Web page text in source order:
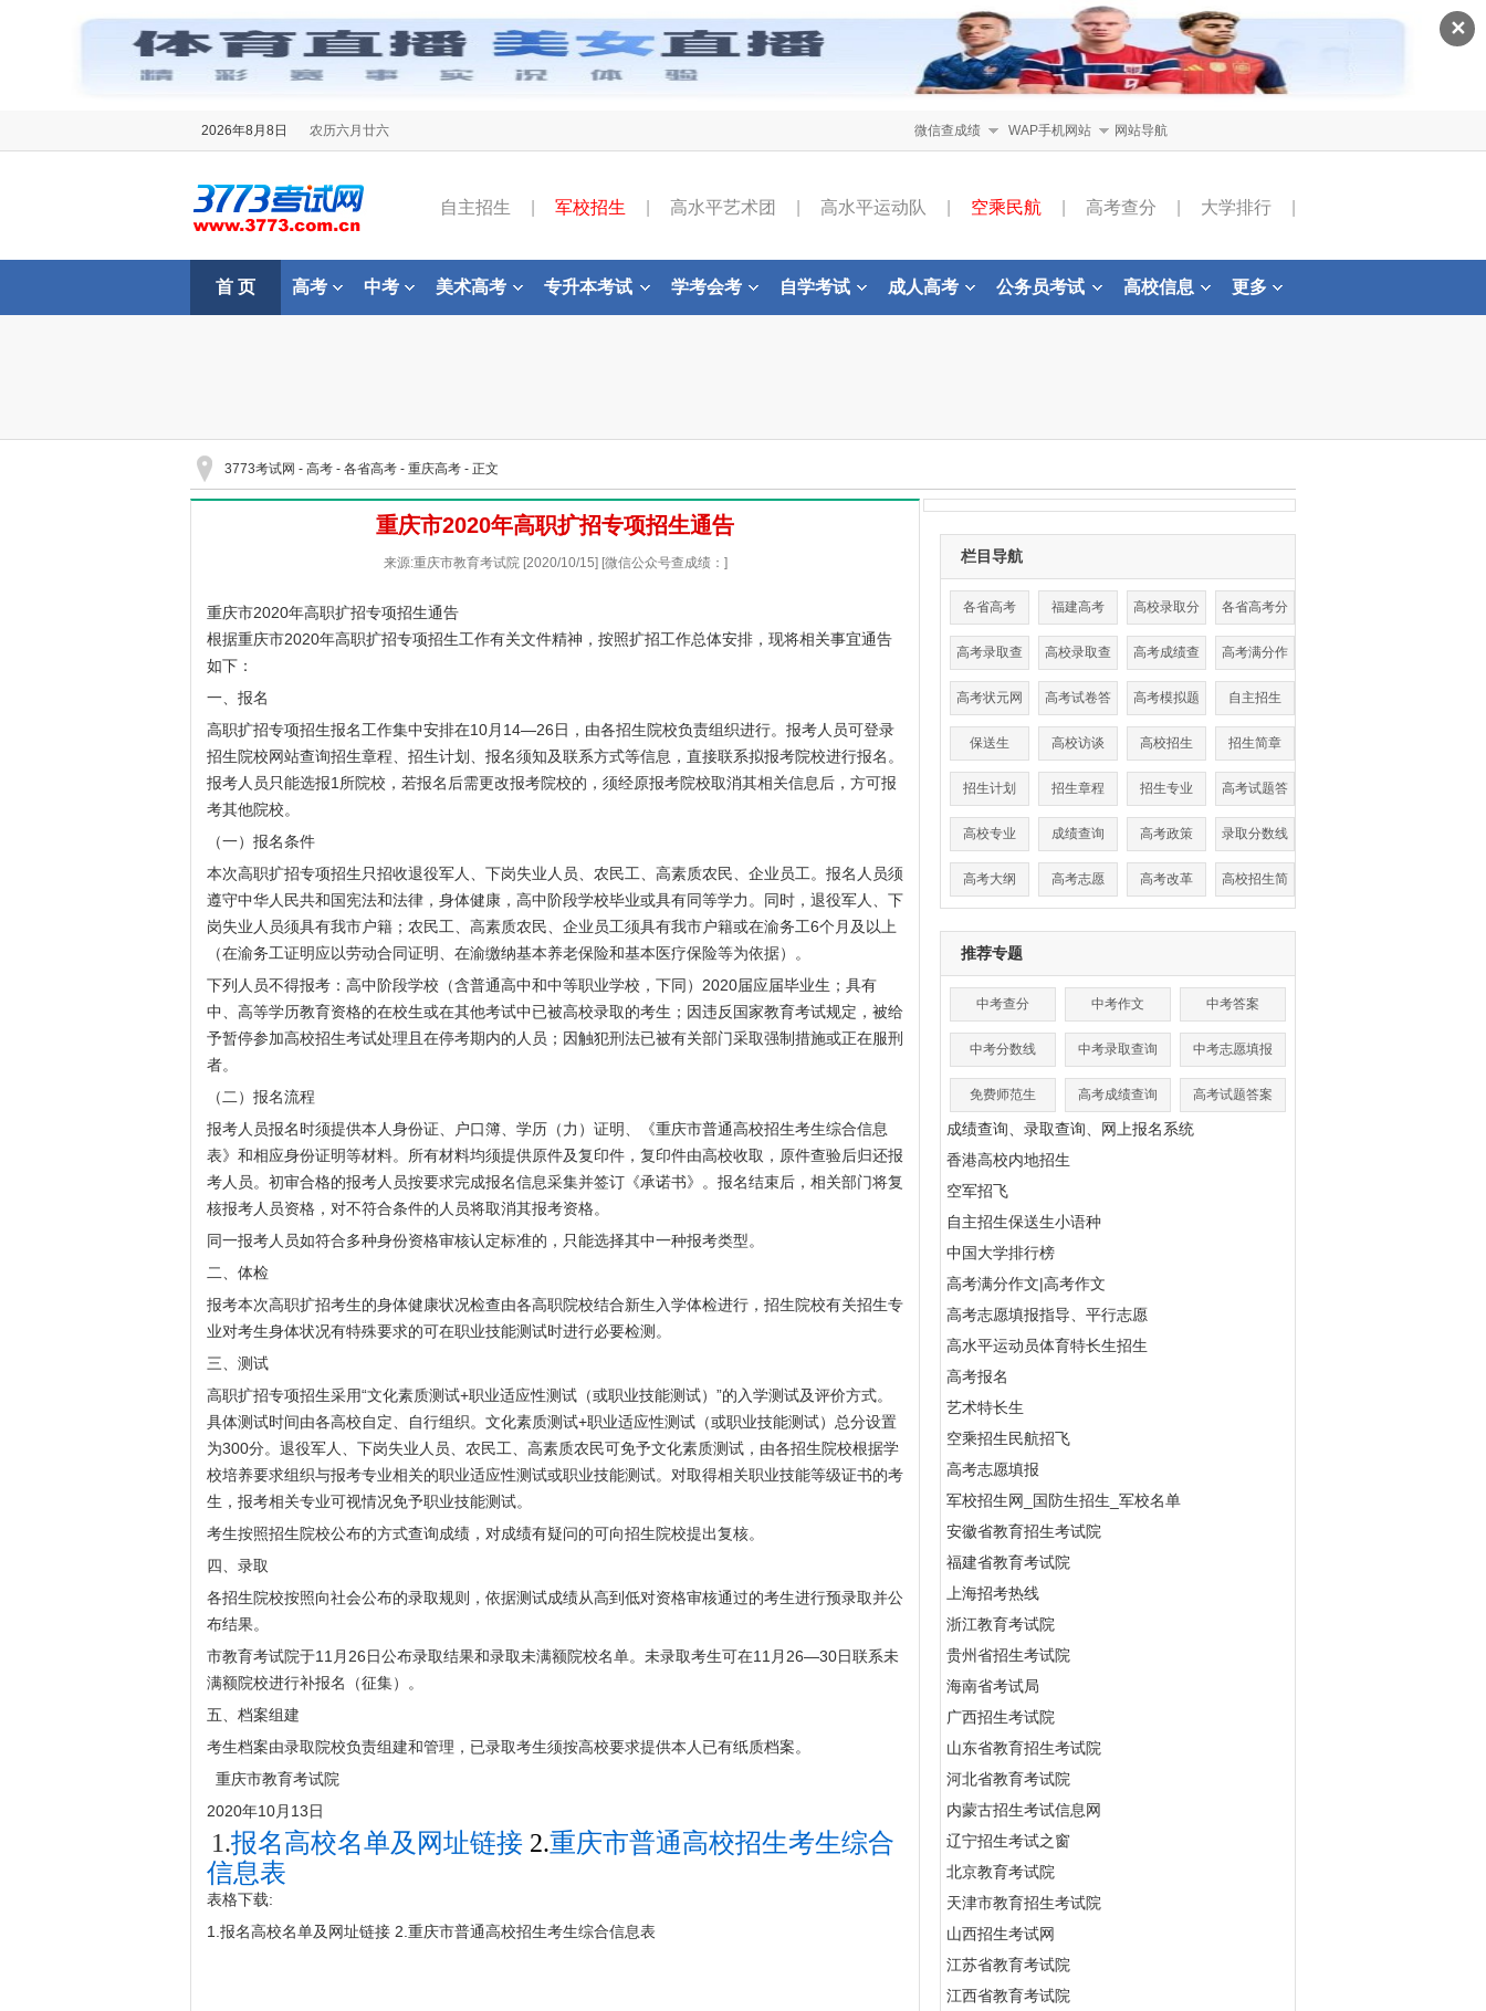
✕
2026年8月8日 农历六月廿六 微信查成绩 WAP手机网站 网站导航
自主招生 军校招生 高水平艺术团 高水平运动队 空乘民航 高考查分 大学排行
首 页 高考 中考 美术高考 专升本考试 学考会考 自学考试 成人高考 公务员考试 高校信息 更多
3773考试网 - 高考 - 各省高考 - 重庆高考 - 正文
重庆市2020年高职扩招专项招生通告
来源:重庆市教育考试院 [2020/10/15] [微信公众号查成绩：]
重庆市2020年高职扩招专项招生通告
根据重庆市2020年高职扩招专项招生工作有关文件精神，按照扩招工作总体安排，现将相关事宜通告
如下：
一、报名
高职扩招专项招生报名工作集中安排在10月14—26日，由各招生院校负责组织进行。报考人员可登录
招生院校网站查询招生章程、招生计划、报名须知及联系方式等信息，直接联系拟报考院校进行报名。
报考人员只能选报1所院校，若报名后需更改报考院校的，须经原报考院校取消其相关信息后，方可报
考其他院校。
（一）报名条件
本次高职扩招专项招生只招收退役军人、下岗失业人员、农民工、高素质农民、企业员工。报名人员须
遵守中华人民共和国宪法和法律，身体健康，高中阶段学校毕业或具有同等学力。同时，退役军人、下
岗失业人员须具有我市户籍；农民工、高素质农民、企业员工须具有我市户籍或在渝务工6个月及以上
（在渝务工证明应以劳动合同证明、在渝缴纳基本养老保险和基本医疗保险等为依据）。
下列人员不得报考：高中阶段学校（含普通高中和中等职业学校，下同）2020届应届毕业生；具有
中、高等学历教育资格的在校生或在其他考试中已被高校录取的考生；因违反国家教育考试规定，被给
予暂停参加高校招生考试处理且在停考期内的人员；因触犯刑法已被有关部门采取强制措施或正在服刑
者。
（二）报名流程
报考人员报名时须提供本人身份证、户口簿、学历（力）证明、《重庆市普通高校招生考生综合信息
表》和相应身份证明等材料。所有材料均须提供原件及复印件，复印件由高校收取，原件查验后归还报
考人员。初审合格的报考人员按要求完成报名信息采集并签订《承诺书》。报名结束后，相关部门将复
核报考人员资格，对不符合条件的人员将取消其报考资格。
同一报考人员如符合多种身份资格审核认定标准的，只能选择其中一种报考类型。
二、体检
报考本次高职扩招考生的身体健康状况检查由各高职院校结合新生入学体检进行，招生院校有关招生专
业对考生身体状况有特殊要求的可在职业技能测试时进行必要检测。
三、测试
高职扩招专项招生采用“文化素质测试+职业适应性测试（或职业技能测试）”的入学测试及评价方式。
具体测试时间由各高校自定、自行组织。文化素质测试+职业适应性测试（或职业技能测试）总分设置
为300分。退役军人、下岗失业人员、农民工、高素质农民可免予文化素质测试，由各招生院校根据学
校培养要求组织与报考专业相关的职业适应性测试或职业技能测试。对取得相关职业技能等级证书的考
生，报考相关专业可视情况免予职业技能测试。
考生按照招生院校公布的方式查询成绩，对成绩有疑问的可向招生院校提出复核。
四、录取
各招生院校按照向社会公布的录取规则，依据测试成绩从高到低对资格审核通过的考生进行预录取并公
布结果。
市教育考试院于11月26日公布录取结果和录取未满额院校名单。未录取考生可在11月26—30日联系未
满额院校进行补报名（征集）。
五、档案组建
考生档案由录取院校负责组建和管理，已录取考生须按高校要求提供本人已有纸质档案。
重庆市教育考试院
2020年10月13日
1.报名高校名单及网址链接 2.重庆市普通高校招生考生综合
信息表
表格下载:
1.报名高校名单及网址链接 2.重庆市普通高校招生考生综合信息表
栏目导航
各省高考 福建高考 高校录取分
数线
各省高考分
数线
高考录取查
询
高校录取查
询
高考成绩查
询
高考满分作
文
高考状元网
高考试卷答
案
高考模拟题 自主招生
保送生 高校访谈 高校招生 招生简章
招生计划 招生章程 招生专业 高考试题答
案
高校专业
成绩查询 高考政策 录取分数线
高考大纲 高考志愿 高考改革 高校招生简
章
推荐专题
中考查分 中考作文 中考答案
中考分数线 中考录取查询 中考志愿填报
免费师范生 高考成绩查询 高考试题答案
成绩查询、录取查询、网上报名系统
香港高校内地招生
空军招飞
自主招生保送生小语种
中国大学排行榜
高考满分作文|高考作文
高考志愿填报指导、平行志愿
高水平运动员体育特长生招生
高考报名
艺术特长生
空乘招生民航招飞
高考志愿填报
军校招生网_国防生招生_军校名单
安徽省教育招生考试院
福建省教育考试院
上海招考热线
浙江教育考试院
贵州省招生考试院
海南省考试局
广西招生考试院
山东省教育招生考试院
河北省教育考试院
内蒙古招生考试信息网
辽宁招生考试之窗
北京教育考试院
天津市教育招生考试院
山西招生考试网
江苏省教育考试院
江西省教育考试院